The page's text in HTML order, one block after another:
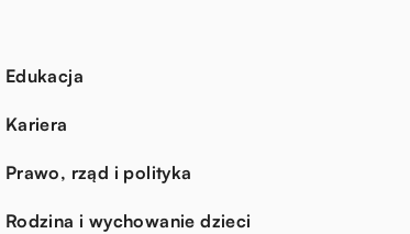
Edukacja
Kariera
Prawo, rząd i polityka
Rodzina i wychowanie dzieci